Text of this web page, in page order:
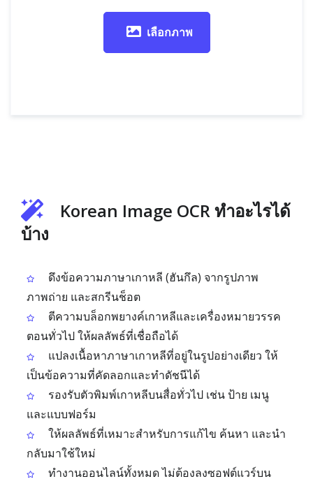
เลือกภาพ
Korean Image OCR ทำอะไรได้
บ้าง
ดึงข้อความภาษาเกาหลี (ฮันกึล) จากรูปภาพ
ภาพถ่าย และสกรีนช็อต
ตีความบล็อกพยางค์เกาหลีและเครื่องหมายวรรค
ตอนทั่วไป ให้ผลลัพธ์ที่เชื่อถือได้
แปลงเนื้อหาภาษาเกาหลีที่อยู่ในรูปอย่างเดียว ให้
เป็นข้อความที่คัดลอกและทำดัชนีได้
รองรับตัวพิมพ์เกาหลีบนสื่อทั่วไป เช่น ป้าย เมนู
และแบบฟอร์ม
ให้ผลลัพธ์ที่เหมาะสำหรับการแก้ไข ค้นหา และนำ
กลับมาใช้ใหม่
ทำงานออนไลน์ทั้งหมด ไม่ต้องลงซอฟต์แวร์บน